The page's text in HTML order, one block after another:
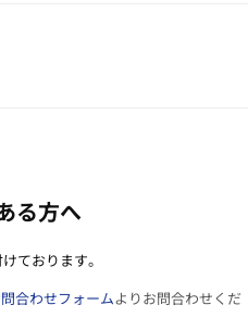
る方へ
ております。
合わせフォームよりお問合わせくだ